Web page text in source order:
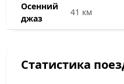
Осенний
джаз
41 км
Статистика